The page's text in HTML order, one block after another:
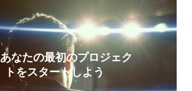
あなたの最初のプロジェク
トをスタートしよう